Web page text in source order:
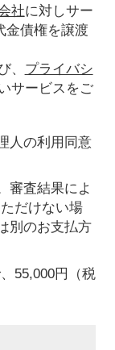
社に対しサー
金債権を譲渡
、 プライバシ
サービスをご
人の利用同意
審査結果によ
だけない場
別のお支払方
55,000円（税